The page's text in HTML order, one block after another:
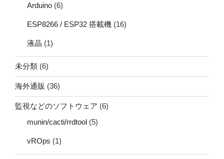
Arduino (6)
ESP8266 / ESP32 搭載機 (16)
液晶 (1)
未分類 (6)
海外通販 (36)
監視などのソフトウェア (6)
munin/cacti/rrdtool (5)
vROps (1)